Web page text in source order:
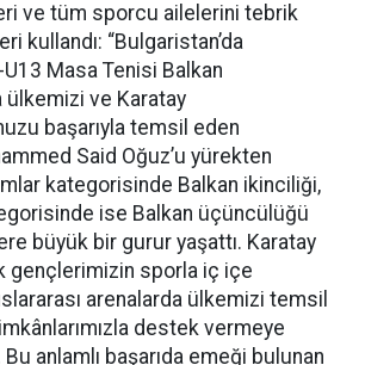
ve tüm sporcu ailelerini tebrik
kullandı: “Bulgaristan’da
Masa Tenisi Balkan
ülkemizi ve Karatay
başarıyla temsil eden
Said Oğuz’u yürekten
kategorisinde Balkan ikinciliği,
ise Balkan üçüncülüğü
büyük bir gurur yaşattı. Karatay
gençlerimizin sporla iç içe
arenalarda ülkemizi temsil
destek vermeye
anlamlı başarıda emeği bulunan